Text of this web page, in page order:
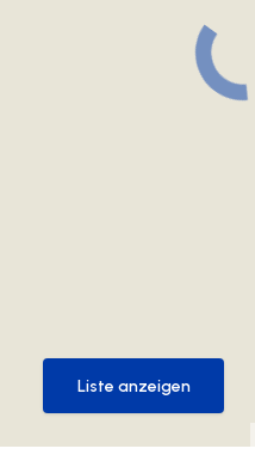
Liste anzeigen
Liste anzeigen